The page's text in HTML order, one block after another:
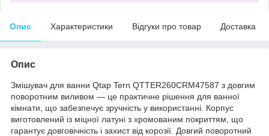
Опис Характеристики Відгуки про товар Доставка
Опис
Змішувач для ванни Qtap Tern QTTER260CRM47587 з довгим
поворотним виливом — це практичне рішення для ванної
кімнати, що забезпечує зручність у використанні. Корпус
виготовлений із міцної латуні з хромованим покриттям, що
гарантує довговічність і захист від корозії. Довгий поворотний